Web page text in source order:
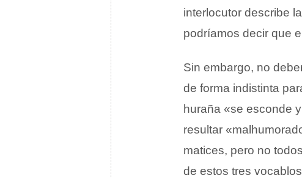
interlocutor describe
podríamos decir que
Sin embargo, no
de forma indistinta
huraña «se esconde
resultar
matices, pero no
de estos tres